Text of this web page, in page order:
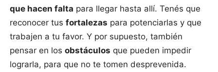
que hacen falta para llegar hasta allí. Tenés que
reconocer tus fortalezas para potenciarlas y que
trabajen a tu favor. Y por supuesto, también
pensar en los obstáculos que pueden impedir
lograrla, para que no te tomen desprevenida.